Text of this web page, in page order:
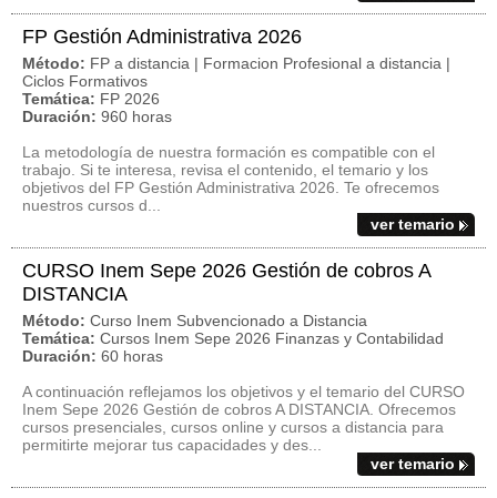
FP Gestión Administrativa 2026
Método: FP a distancia | Formacion Profesional a distancia |
Ciclos Formativos
Temática: FP 2026
Duración: 960 horas
La metodología de nuestra formación es compatible con el
trabajo. Si te interesa, revisa el contenido, el temario y los
objetivos del FP Gestión Administrativa 2026. Te ofrecemos
nuestros cursos d...
ver temario
CURSO Inem Sepe 2026 Gestión de cobros A
DISTANCIA
Método: Curso Inem Subvencionado a Distancia
Temática: Cursos Inem Sepe 2026 Finanzas y Contabilidad
Duración: 60 horas
A continuación reflejamos los objetivos y el temario del CURSO
Inem Sepe 2026 Gestión de cobros A DISTANCIA. Ofrecemos
cursos presenciales, cursos online y cursos a distancia para
permitirte mejorar tus capacidades y des...
ver temario